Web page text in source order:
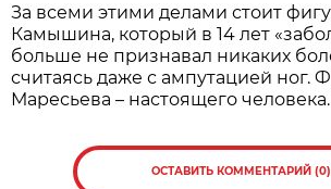
За всеми этими делами стоит
Камышина, который в 14 лет
больше не признавал никаких
считаясь даже с ампутацией ног.
Маресьева – настоящего человека.
ОСТАВИТЬ КОММЕНТАРИЙ (0)